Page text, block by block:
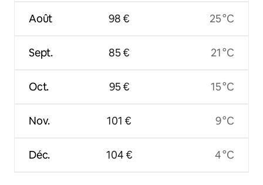
Août
Sept.
Oct.
Nov.
Déc.
98 €
85 €
95 €
101 €
104 €
25 °C
21 °C
15 °C
9 °C
4 °C